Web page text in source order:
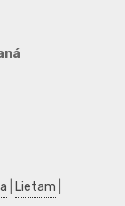
Lietam